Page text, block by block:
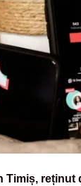
Timiș, reținut